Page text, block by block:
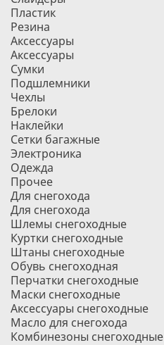
Пластик
Резина
Аксессуары
Аксессуары
Сумки
Подшлемники
Чехлы
Брелоки
Наклейки
Сетки багажные
Электроника
Одежда
Прочее
Для снегохода
Для снегохода
Шлемы снегоходные
Куртки снегоходные
Штаны снегоходные
Обувь снегоходная
Перчатки снегоходные
Маски снегоходные
Аксессуары снегоходные
Масло для снегохода
Комбинезоны снегоходные